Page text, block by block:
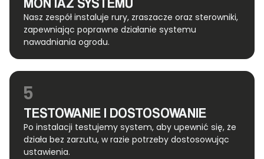
Nasz zespół instaluje rury, zraszacze oraz sterowniki,
zapewniając poprawne działanie systemu
nawadniania ogrodu.
5
TESTOWANIE I DOSTOSOWANIE
Po instalacji testujemy system, aby upewnić się, że
działa bez zarzutu, w razie potrzeby dostosowując
ustawienia.